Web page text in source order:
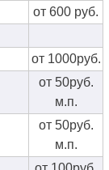
от 600 руб.
от 1000руб.
от 50руб.
м.п.
от 50руб.
м.п.